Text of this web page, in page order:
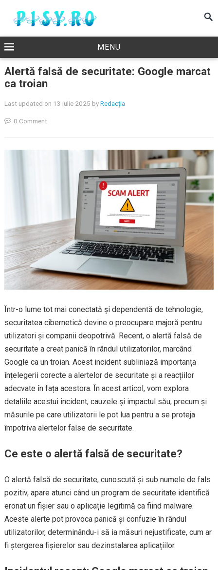
MENU
Alertă falsă de securitate: Google marcat
ca troian
Last updated on 13 iulie 2025 byRedacția
0 Comment
Într-o lume tot mai conectată și dependentă de tehnologie,
securitatea cibernetică devine o preocupare majoră pentru
utilizatori și companii deopotrivă. Recent, o alertă falsă de
securitate a creat panică în rândul utilizatorilor, marcând
Google ca un troian. Acest incident subliniază importanța
înțelegerii corecte a alertelor de securitate și a reacțiilor
adecvate în fața acestora. În acest articol, vom explora
detaliile acestui incident, cauzele și impactul său, precum și
măsurile pe care utilizatorii le pot lua pentru a se proteja
împotriva alertelor false de securitate.
Ce este o alertă falsă de securitate?
O alertă falsă de securitate, cunoscută și sub numele de fals
pozitiv, apare atunci când un program de securitate identifică
eronat un fișier sau o aplicație legitimă ca fiind malware.
Aceste alerte pot provoca panică și confuzie în rândul
utilizatorilor, determinându-i să ia măsuri nejustificate, cum ar
fi ștergerea fișierelor sau dezinstalarea aplicațiilor.